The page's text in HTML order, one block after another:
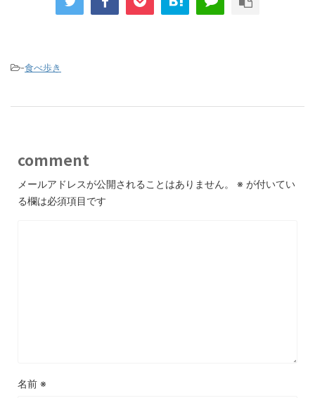
-食べ歩き
comment
メールアドレスが公開されることはありません。 ※ が付いてい
る欄は必須項目です
名前 ※